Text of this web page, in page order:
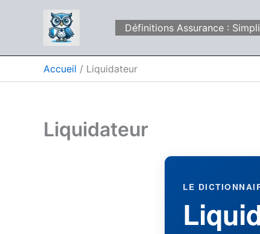
Définitions Assurance :
Accueil Liquidateur
Liquidateur
LE